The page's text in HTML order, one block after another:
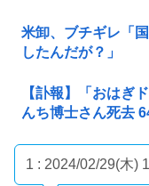
米卸、ブチギレ「
したんだが？」
【訃報】「おはぎ
んち博士さん死去
1 : 2024/02/29(木)